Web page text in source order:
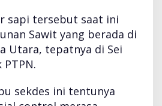
sapi tersebut saat ini
Sawit yang berada di
Utara, tepatnya di Sei
sekdes ini tentunya